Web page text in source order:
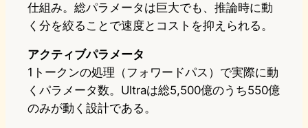
仕組み。総パラメータは巨大でも、推論時に動
く分を絞ることで速度とコストを抑えられる。
アクティブパラメータ
1トークンの処理（フォワードパス）で実際に動
くパラメータ数。Ultraは総5,500億のうち550億
のみが動く設計である。